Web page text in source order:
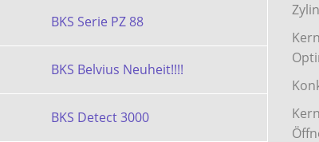
BKS Serie PZ 88
BKS Belvius Neuheit!!!!
BKS Detect 3000